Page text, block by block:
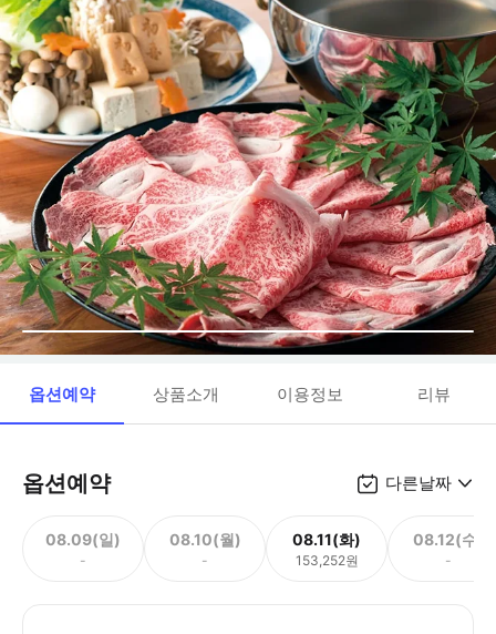
옵션예약 상품소개 이용정보 리뷰
옵션예약 다른날짜
08.09(일)
-
08.10(월)
-
08.11(화)
153,252원
08.12(수)
-